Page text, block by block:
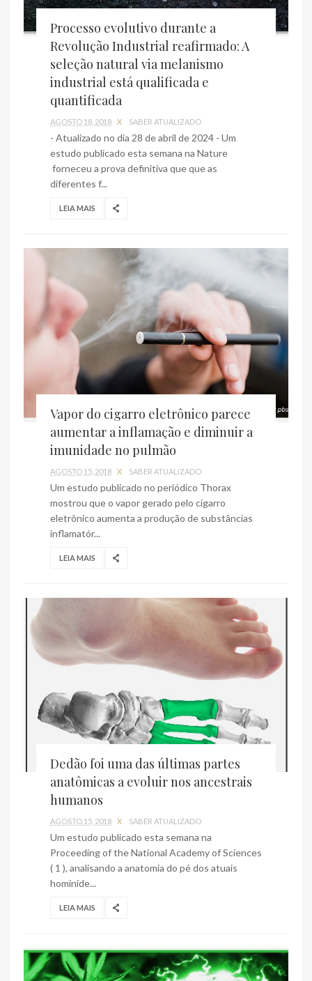
Processo evolutivo durante a
Revolução Industrial reafirmado: A
seleção natural via melanismo
industrial está qualificada e
quantificada
AGOSTO 18, 2018 X SABER ATUALIZADO
- Atualizado no dia 28 de abril de 2024 - Um
estudo publicado esta semana na Nature
forneceu a prova definitiva que que as
diferentes f...
LEIA MAIS
Vapor do cigarro eletrônico parece
aumentar a inflamação e diminuir a
imunidade no pulmão
AGOSTO 15, 2018 X SABER ATUALIZADO
Um estudo publicado no periódico Thorax
mostrou que o vapor gerado pelo cigarro
eletrônico aumenta a produção de substâncias
inflamatór...
LEIA MAIS
Dedão foi uma das últimas partes
anatômicas a evoluir nos ancestrais
humanos
AGOSTO 15, 2018 X SABER ATUALIZADO
Um estudo publicado esta semana na
Proceeding of the National Academy of Sciences
( 1 ), analisando a anatomia do pé dos atuais
hominíde...
LEIA MAIS